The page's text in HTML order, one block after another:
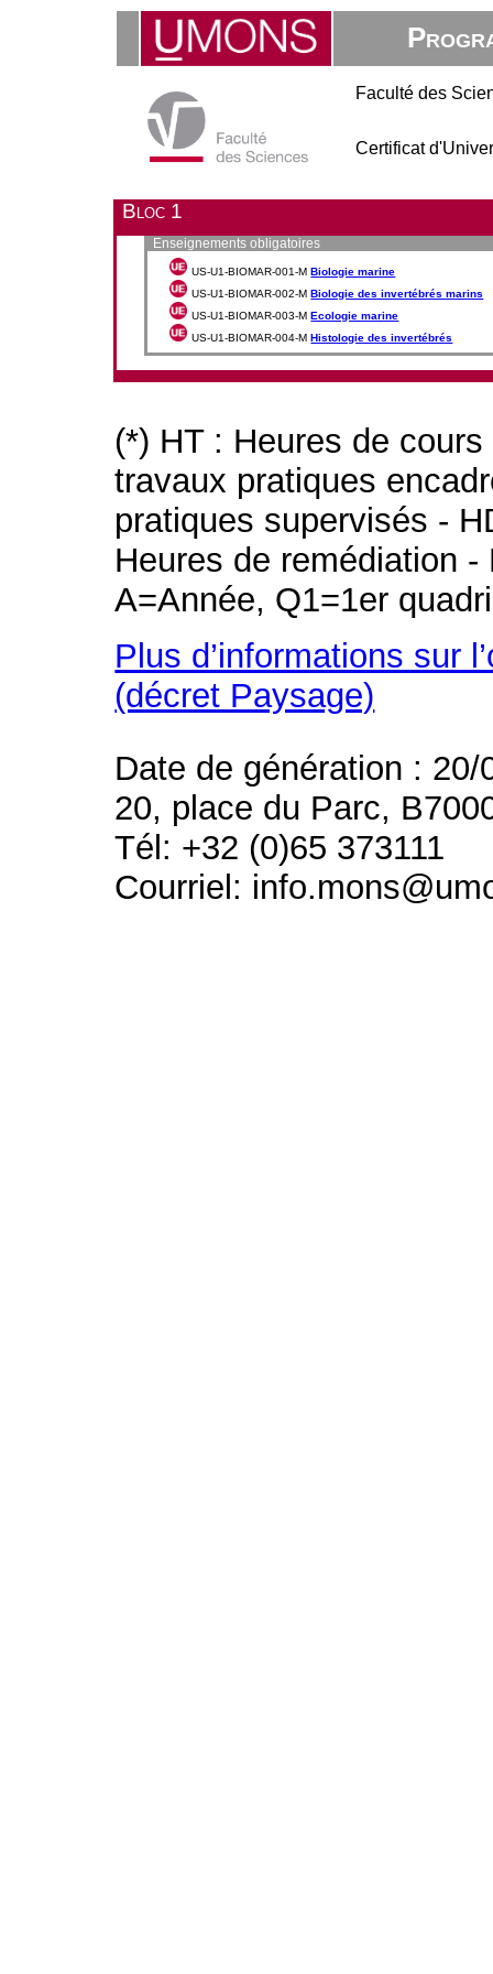
Faculté des
Certificat
Bloc 1
Enseignements obligatoires
US-U1-BIOMAR-001-MBiologie marine
US-U1-BIOMAR-002-MBiologie des invertébrés marins
US-U1-BIOMAR-003-MEcologie marine
US-U1-BIOMAR-004-MHistologie des invertébrés
(*) HT : Heures de
travaux pratiques
pratiques supervisés -
Heures de remédiation
A=Année, Q1=1er
Plus d’informations sur
(décret Paysage)
Date de génération : 20/
20, place du Parc,
Tél: +32 (0)65 373111
Courriel: